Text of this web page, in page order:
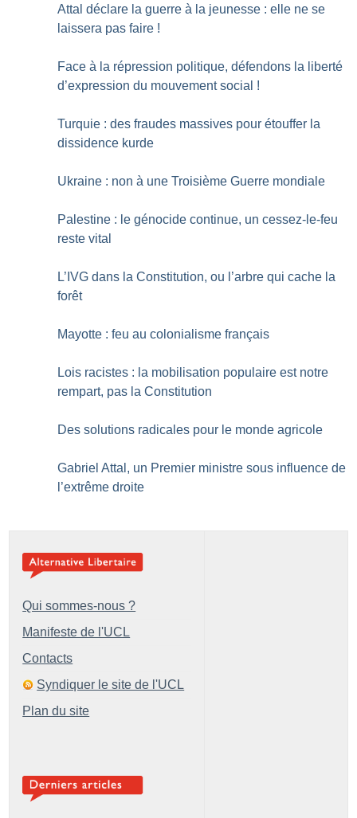
Attal déclare la guerre à la jeunesse : elle ne se
laissera pas faire !
Face à la répression politique, défendons la liberté
d’expression du mouvement social !
Turquie : des fraudes massives pour étouffer la
dissidence kurde
Ukraine : non à une Troisième Guerre mondiale
Palestine : le génocide continue, un cessez-le-feu
reste vital
L’IVG dans la Constitution, ou l’arbre qui cache la
forêt
Mayotte : feu au colonialisme français
Lois racistes : la mobilisation populaire est notre
rempart, pas la Constitution
Des solutions radicales pour le monde agricole
Gabriel Attal, un Premier ministre sous influence de
l’extrême droite
Qui sommes-nous ?
Manifeste de l'UCL
Contacts
Syndiquer le site de l'UCL
Plan du site